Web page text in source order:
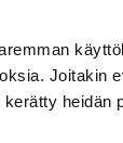
Joitakin
heidän